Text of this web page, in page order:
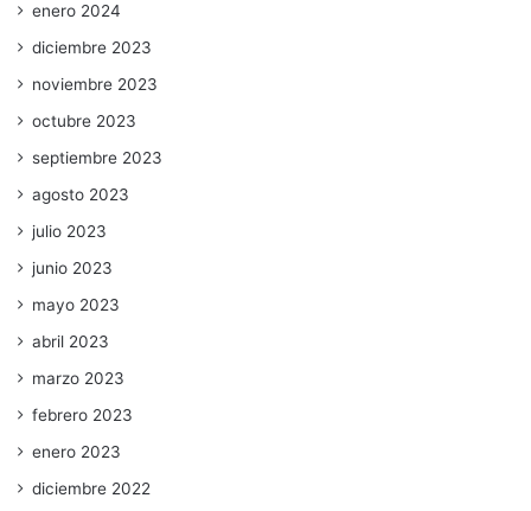
enero 2024
diciembre 2023
noviembre 2023
octubre 2023
septiembre 2023
agosto 2023
julio 2023
junio 2023
mayo 2023
abril 2023
marzo 2023
febrero 2023
enero 2023
diciembre 2022